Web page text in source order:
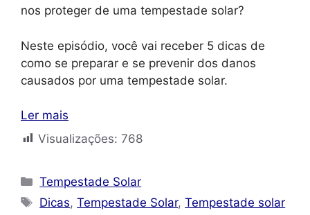
nos proteger de uma tempestade solar?
Neste episódio, você vai receber 5 dicas de
como se preparar e se prevenir dos danos
causados por uma tempestade solar.
Ler mais
Visualizações: 768
Categorias
Tempestade Solar
Tags
Dicas,Tempestade Solar,Tempestade solar